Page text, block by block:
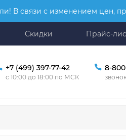
В связи с изменением цен,
Скидки Прайс-
+7 (499) 397-77-42
с 10:00 до 18:00 по МСК
8-